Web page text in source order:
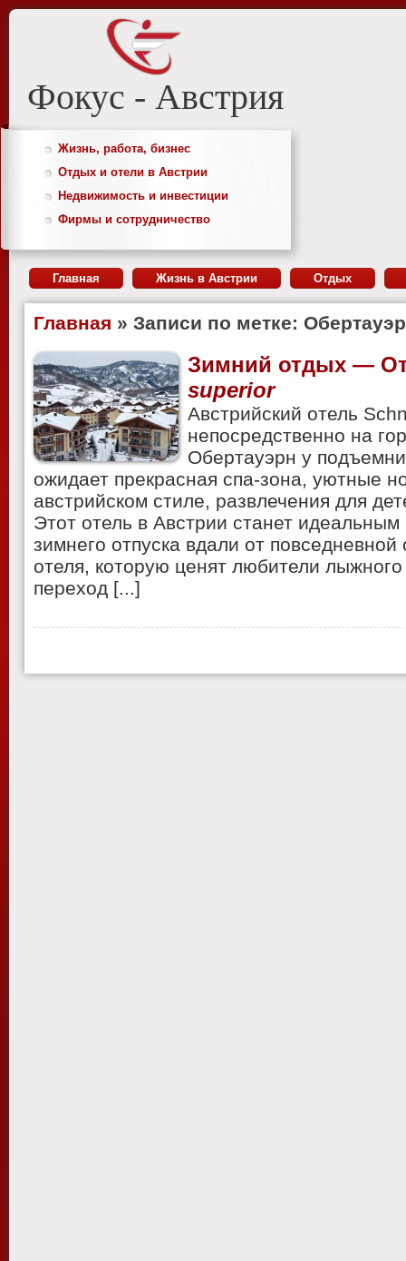
Фокус - Австрия
Жизнь, работа, бизнес
Отдых и отели в Австрии
Недвижимость и инвестиции
Фирмы и сотрудничество
Главная Жизнь в Австрии Отдых
Главная » Записи по метке:
Зимний отдых —
superior
Австрийский отель
непосредственно на
Обертауэрн у
ожидает прекрасная спа-зона, уютные
австрийском стиле, развлечения для
Этот отель в Австрии станет
зимнего отпуска вдали от
отеля, которую ценят любители
переход [...]